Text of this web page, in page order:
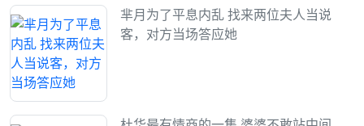
芈月为了平息内乱 找来两位夫人当说
客，对方当场答应她